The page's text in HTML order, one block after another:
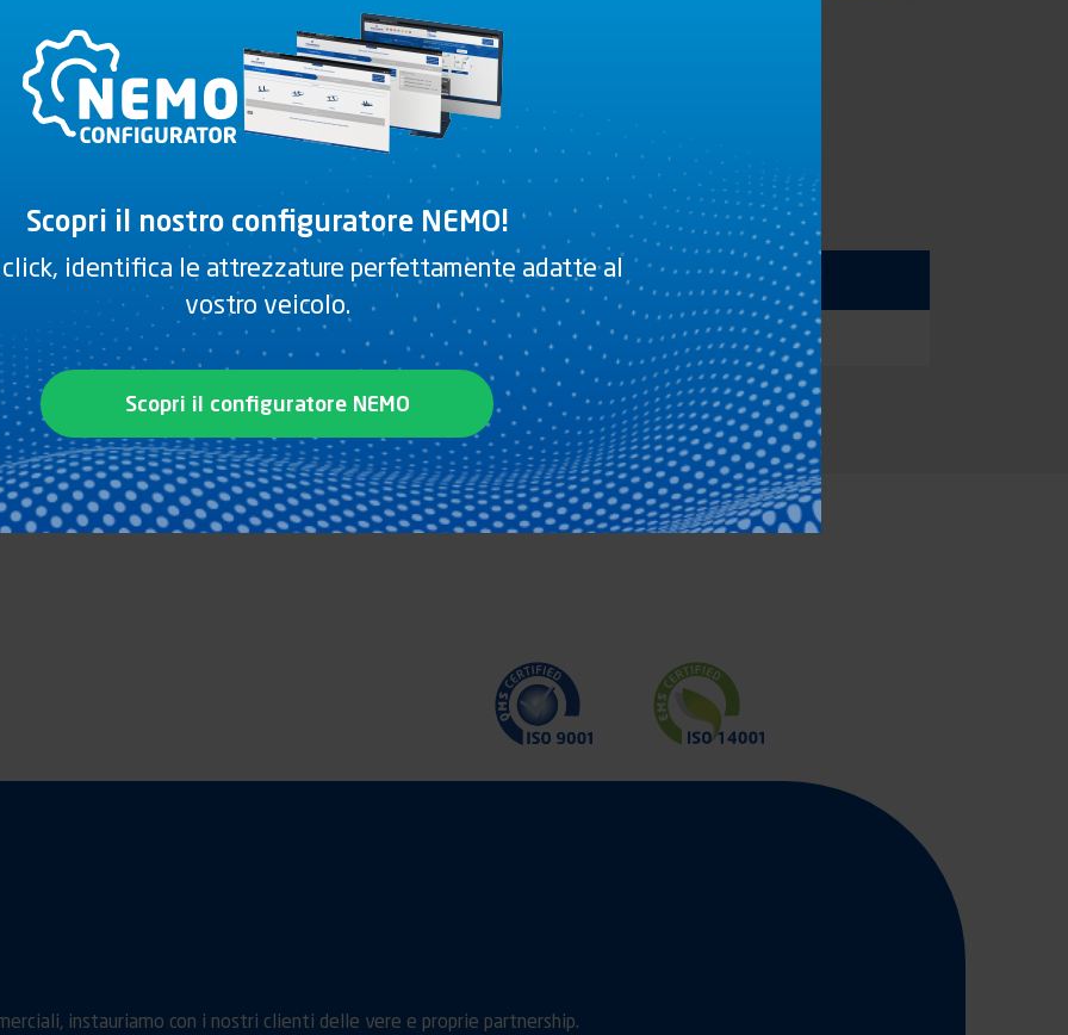
sp.5mm ECE 70-01RF (Emendamento
Documenti
SCEGLIERE
0,6
instauriamo con i nostri clienti delle vere e proprie partnership.
Scopri il nostro configuratore NEMO!
click, identifica le attrezzature perfettamente adatte al
vostro veicolo.
Scopri il configuratore NEMO